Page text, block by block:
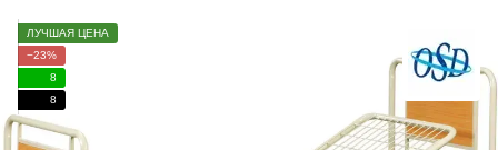
ЛУЧШАЯ ЦЕНА
−23%
8
8